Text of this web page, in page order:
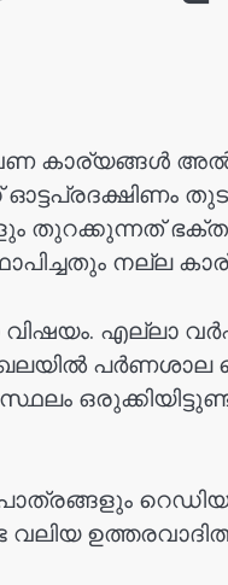
തുറക്കുന്നത്
നല്ല
എല്ലാ